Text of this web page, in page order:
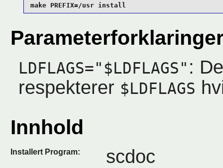
make PREFIX=/usr install
LDFLAGS="$LDFLAGS" :
respekterer $LDFLAGS
Innhold
Installert Program: scdoc